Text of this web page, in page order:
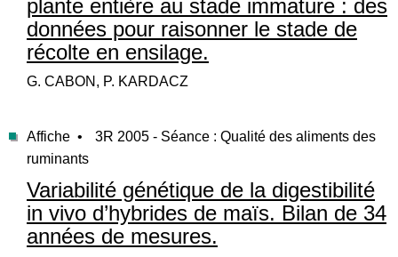
plante entière au stade immature : des
données pour raisonner le stade de
récolte en ensilage.
G. CABON, P. KARDACZ
Affiche •
3R 2005 - Séance : Qualité des aliments des
ruminants
Variabilité génétique de la digestibilité
in vivo d’hybrides de maïs. Bilan de 34
années de mesures.